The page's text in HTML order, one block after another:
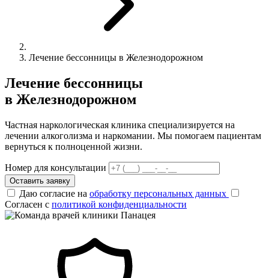
Лечение бессонницы в Железнодорожном
Лечение бессонницы
в Железнодорожном
Частная наркологическая клиника специализируется на
лечении алкоголизма и наркомании. Мы помогаем пациентам
вернуться к полноценной жизни.
Номер для консультации
Оставить заявку
Даю согласие на обработку персональных данных
Согласен с политикой конфиденциальности